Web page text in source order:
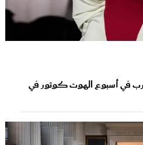
في أسبوع الهوت كوتور في